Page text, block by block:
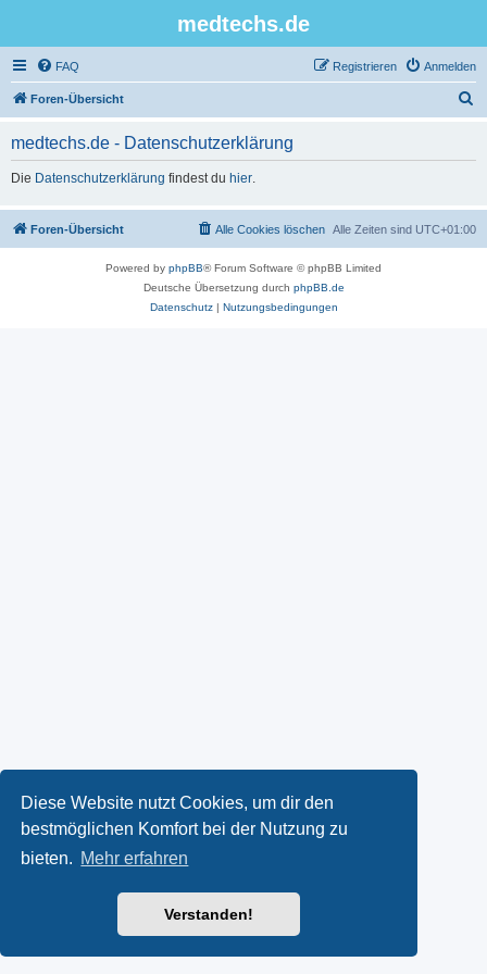
Diese Website nutzt Cookies, um dir den
bestmöglichen Komfort bei der Nutzung zu
bieten. Mehr erfahren
Verstanden!
medtechs.de
FAQ Anmelden
Registrieren
Foren-Übersicht
medtechs.de - Datenschutzerklärung
Die Datenschutzerklärung findest du hier.
Foren-Übersicht Alle Zeiten sind UTC+01:00
Alle Cookies löschen
Powered by phpBB® Forum Software © phpBB Limited
Deutsche Übersetzung durch phpBB.de
Datenschutz| Nutzungsbedingungen